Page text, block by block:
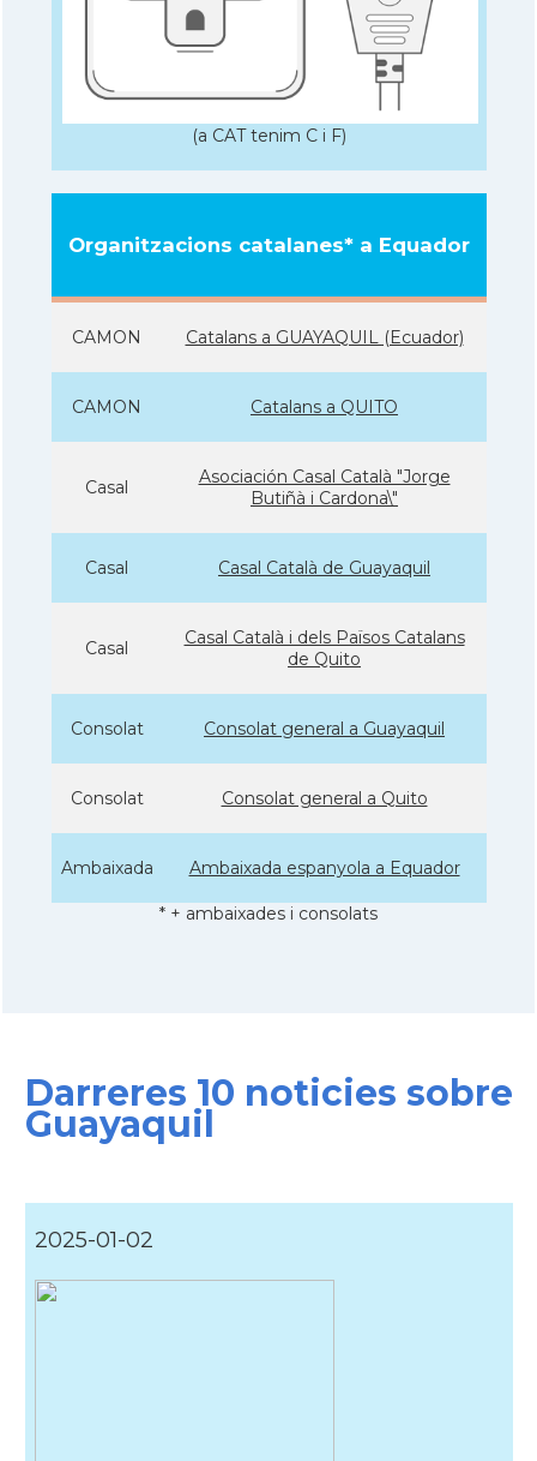
(a CAT tenim C i F)
Organitzacions catalanes* a Equador
CAMON Catalans a GUAYAQUIL (Ecuador)
CAMON Catalans a QUITO
Casal
Asociación Casal Català "Jorge
Butiñà i Cardona\"
Casal Casal Català de Guayaquil
Casal
Casal Català i dels Països Catalans
de Quito
Consolat Consolat general a Guayaquil
Consolat Consolat general a Quito
Ambaixada Ambaixada espanyola a Equador
* + ambaixades i consolats
Darreres 10 noticies sobre
Guayaquil
2025-01-02